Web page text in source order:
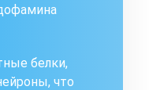
белки,
что